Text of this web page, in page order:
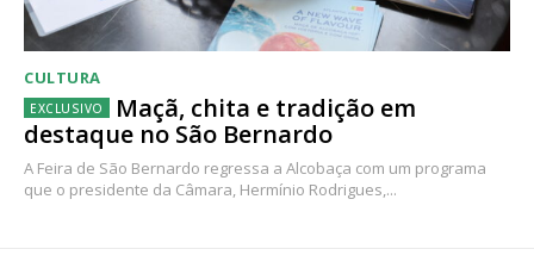
CULTURA
Maçã, chita e tradição em
destaque no São Bernardo
A Feira de São Bernardo regressa a Alcobaça com um programa
que o presidente da Câmara, Hermínio Rodrigues,...